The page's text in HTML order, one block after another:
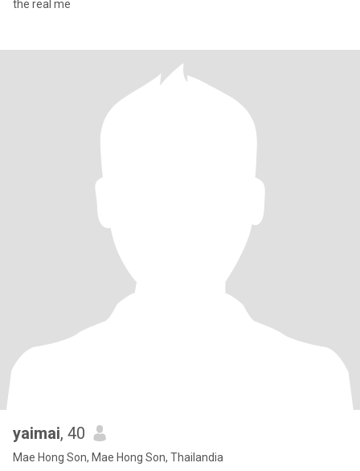
the real me
yaimai, 40
Mae Hong Son, Mae Hong Son, Thailandia